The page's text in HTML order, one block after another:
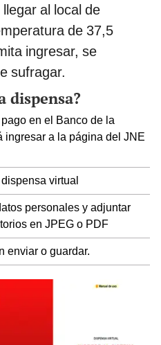
al local de
de 37,5
ingresar, se
sufragar.
dispensa?
en el Banco de la
ingresar a la página del JNE
virtual
personales y adjuntar
en JPEG o PDF
enviar o guardar.